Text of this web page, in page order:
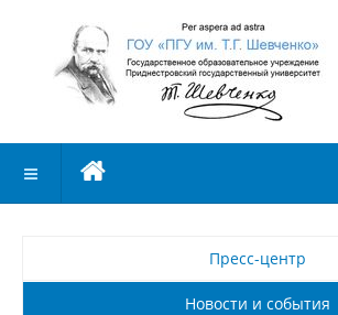
Пресс-центр
Новости и события